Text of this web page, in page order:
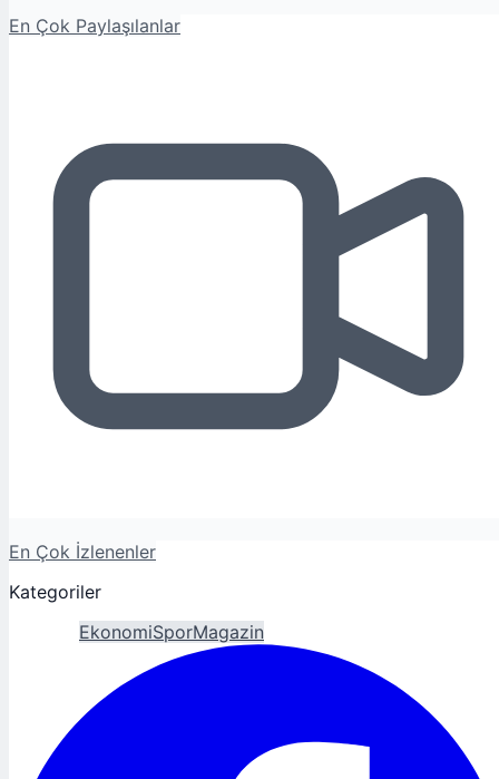
En Çok Paylaşılanlar
En Çok İzlenenler
Kategoriler
EkonomiSporMagazin